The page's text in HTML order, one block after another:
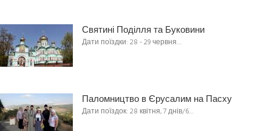
Святині Поділля та Буковини
Дати поїздки: 28 - 29 червня…
Паломництво в Єрусалим на Пасху
Дати поїздок: 28 квітня, 7 днів/6…